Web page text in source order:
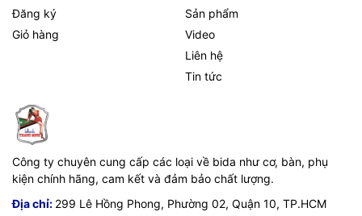
Đăng ký
Giỏ hàng
Sản phẩm
Video
Liên hệ
Tin tức
Công ty chuyên cung cấp các loại về bida như cơ, bàn, phụ
kiện chính hãng, cam kết và đảm bảo chất lượng.
Địa chỉ: 299 Lê Hồng Phong, Phường 02, Quận 10, TP.HCM